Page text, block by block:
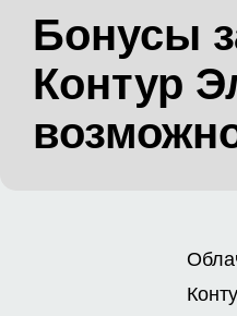
Бонусы
Контур